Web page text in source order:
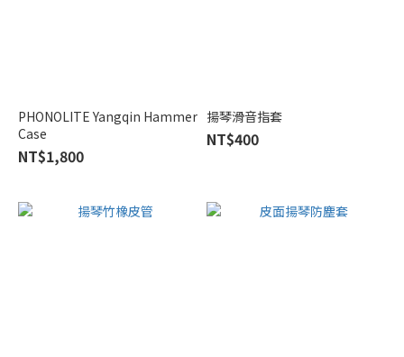
PHONOLITE Yangqin Hammer
Case
NT$1,800
揚琴滑音指套
NT$400